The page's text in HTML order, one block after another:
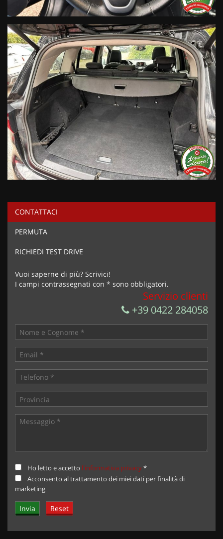
CONTATTACI
PERMUTA
RICHIEDI TEST DRIVE
Vuoi saperne di più? Scrivici!
I campi contrassegnati con * sono obbligatori.
Servizio clienti
+39 0422 284058
Ho letto e accetto l'informativa privacy*
Acconsento al trattamento dei miei dati per finalità di
marketing